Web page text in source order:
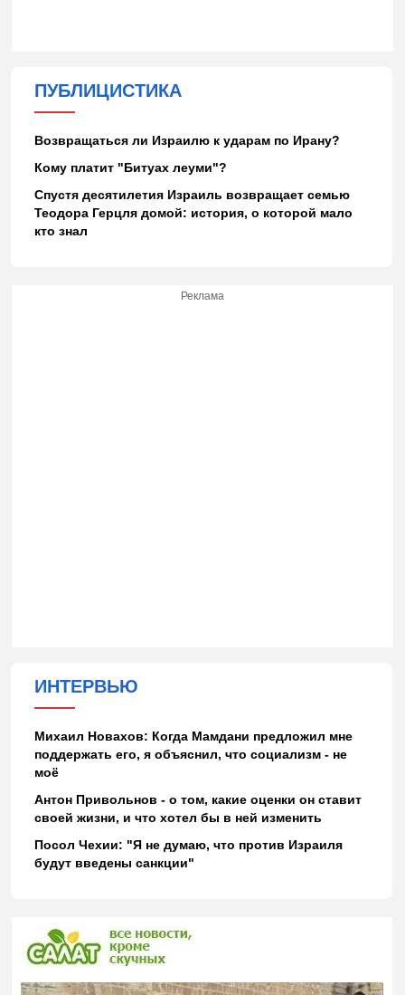
ПУБЛИЦИСТИКА
Возвращаться ли Израилю к ударам по Ирану?
Кому платит "Битуах леуми"?
Спустя десятилетия Израиль возвращает семью
Теодора Герцля домой: история, о которой мало
кто знал
Реклама
ИНТЕРВЬЮ
Михаил Новахов: Когда Мамдани предложил мне
поддержать его, я объяснил, что социализм - не
моё
Антон Привольнов - о том, какие оценки он ставит
своей жизни, и что хотел бы в ней изменить
Посол Чехии: "Я не думаю, что против Израиля
будут введены санкции"